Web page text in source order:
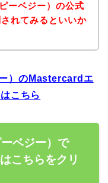
ーベジー）の公式
れてみるといいか
）のMastercardエ
こちら
ベジー）で
こちらをクリ